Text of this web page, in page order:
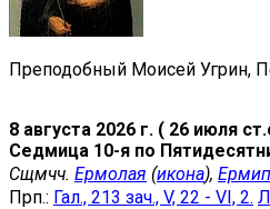
Преподобный Моисей Угрин,
8 августа 2026 г. ( 26 июля
Седмица 10-я по
Сщмчч. Ермолая (икона),
Прп.: Гал., 213 зач., V, 22 - VI, 2.